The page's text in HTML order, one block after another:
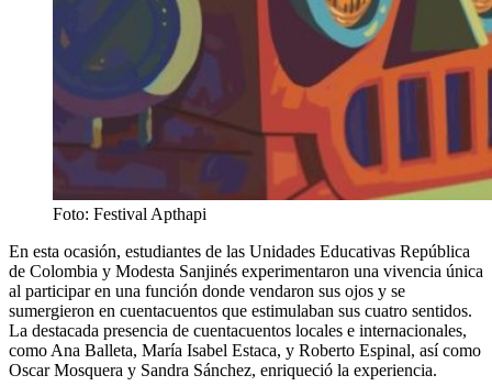
Foto: Festival Apthapi
En esta ocasión, estudiantes de las Unidades Educativas República
de Colombia y Modesta Sanjinés experimentaron una vivencia única
al participar en una función donde vendaron sus ojos y se
sumergieron en cuentacuentos que estimulaban sus cuatro sentidos.
La destacada presencia de cuentacuentos locales e internacionales,
como Ana Balleta, María Isabel Estaca, y Roberto Espinal, así como
Oscar Mosquera y Sandra Sánchez, enriqueció la experiencia.